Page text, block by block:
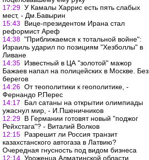
17:29 У Камалы Харрис есть пять слабых
мест, - Дм.Бавырин
15:43
Вице-президентом Ирана стал
реформист Ареф
14:38 "Приближаемся к тотальной войне":
Израиль ударил по позициям "Хезболлы" в
Ливане
14:35 Известный в ЦА "золотой" мажор
Бажаев напал на полицейских в Москве. Без
берегов
14:26 От теополитики к геополитике, -
Фернандо Р.Перес
14:17
Бал сатаны на открытии олимпиады
ужаснул мир, - И.Пшеничников
12:29 В Германии готовят новый "поджог
Рейхстага"? - Виталий Волков
12:15 Разрешит ли Россия транзит
казахстанского автогаза в Латвию?
Очередная гнусность под видом бизнеса
12:14 Уроженца Алматинской области